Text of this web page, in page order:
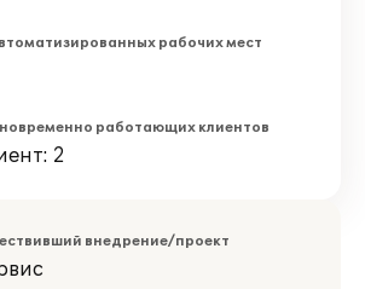
рабочих мест
работающих клиентов
2
внедрение/проект